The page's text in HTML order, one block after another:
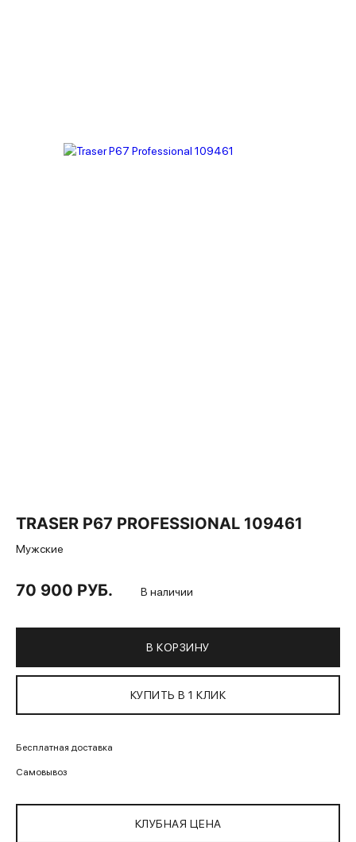
TRASER P67 PROFESSIONAL 109461
Мужские
70 900 РУБ. В наличии
В КОРЗИНУ
КУПИТЬ В 1 КЛИК
Бесплатная доставка
Самовывоз
КЛУБНАЯ ЦЕНА